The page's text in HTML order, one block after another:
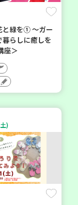
と緑を① ～ガー
暮らしに癒しを
座＞
)